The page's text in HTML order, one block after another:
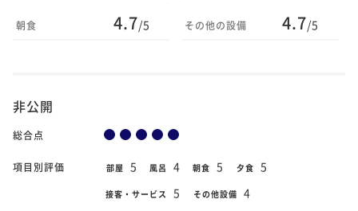
朝食 4.7/5 その他の設備 4.7/5
非公開
総合点
項目別評価 部屋 5 風呂 4 朝食 5 夕食 5
接客・サービス 5 その他設備 4